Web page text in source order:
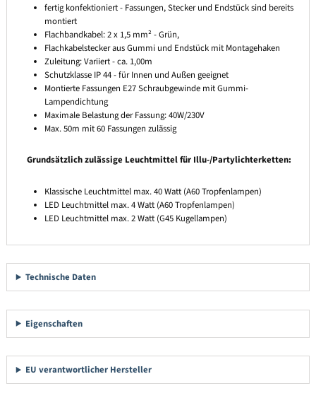
fertig konfektioniert - Fassungen, Stecker und Endstück sind bereits
montiert
Flachbandkabel: 2 x 1,5 mm² - Grün,
Flachkabelstecker aus Gummi und Endstück mit Montagehaken
Zuleitung: Variiert - ca. 1,00m
Schutzklasse IP 44 - für Innen und Außen geeignet
Montierte Fassungen E27 Schraubgewinde mit Gummi-
Lampendichtung
Maximale Belastung der Fassung: 40W/230V
Max. 50m mit 60 Fassungen zulässig
Grundsätzlich zulässige Leuchtmittel für Illu-/Partylichterketten:
Klassische Leuchtmittel max. 40 Watt (A60 Tropfenlampen)
LED Leuchtmittel max. 4 Watt (A60 Tropfenlampen)
LED Leuchtmittel max. 2 Watt (G45 Kugellampen)
Technische Daten
Eigenschaften
EU verantwortlicher Hersteller